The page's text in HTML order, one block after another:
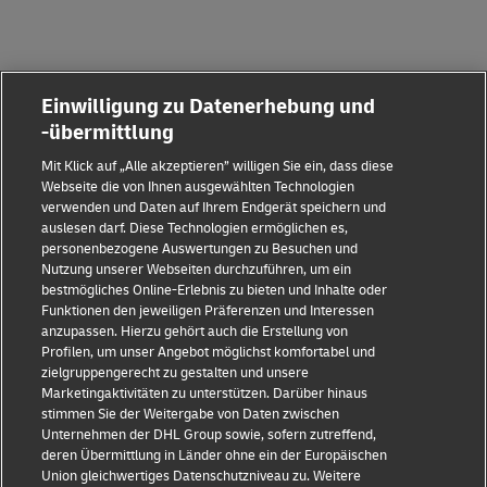
Einwilligung zu Datenerhebung und
-übermittlung
Mit Klick auf „Alle akzeptieren” willigen Sie ein, dass diese
Webseite die von Ihnen ausgewählten Technologien
verwenden und Daten auf Ihrem Endgerät speichern und
auslesen darf. Diese Technologien ermöglichen es,
personenbezogene Auswertungen zu Besuchen und
Nutzung unserer Webseiten durchzuführen, um ein
bestmögliches Online-Erlebnis zu bieten und Inhalte oder
Funktionen den jeweiligen Präferenzen und Interessen
anzupassen. Hierzu gehört auch die Erstellung von
Profilen, um unser Angebot möglichst komfortabel und
zielgruppengerecht zu gestalten und unsere
Marketingaktivitäten zu unterstützen. Darüber hinaus
stimmen Sie der Weitergabe von Daten zwischen
Unternehmen der DHL Group sowie, sofern zutreffend,
deren Übermittlung in Länder ohne ein der Europäischen
Union gleichwertiges Datenschutzniveau zu. Weitere